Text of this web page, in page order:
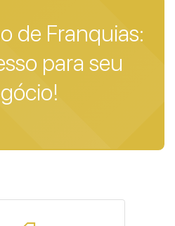
de Franquias:
para seu